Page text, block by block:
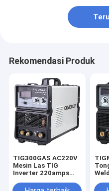
Rekomendasi Produk
TIG300GAS AC220V
Mesin Las TIG
Inverter 220amps